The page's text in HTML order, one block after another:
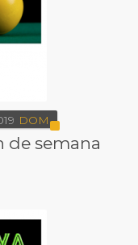
DOM
de semana